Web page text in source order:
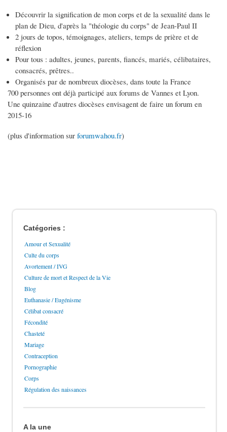
Découvrir la signification de mon corps et de la sexualité dans le
plan de Dieu, d'après la "théologie du corps" de Jean-Paul II
2 jours de topos, témoignages, ateliers, temps de prière et de
réflexion
Pour tous : adultes, jeunes, parents, fiancés, mariés, célibataires,
consacrés, prêtres..
Organisés par de nombreux diocèses, dans toute la France
700 personnes ont déjà participé aux forums de Vannes et Lyon.
Une quinzaine d'autres diocèses envisagent de faire un forum en
2015-16
(plus d'information sur forumwahou.fr)
Catégories :
Amour et Sexualité
Culte du corps
Avortement / IVG
Culture de mort et Respect de la Vie
Blog
Euthanasie / Eugénisme
Célibat consacré
Fécondité
Chasteté
Mariage
Contraception
Pornographie
Corps
Régulation des naissances
A la une